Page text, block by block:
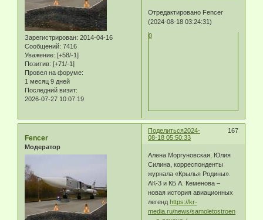
Зарегистрирован: 2014-04-16
Сообщений: 7416
Уважение: [+58/-1]
Позитив: [+71/-1]
Провел на форуме:
1 месяц 9 дней
Последний визит:
2026-07-27 10:07:19
Отредактировано Fencer
(2024-08-18 03:24:31)
0
Поделиться 167
2024-
08-18 05:50:33
Fencer
Модератор
Алена Моргуновская, Юлия
Силина, корреспонденты
журнала «Крылья Родины».
АК-3 и КБ А. Кеменова –
новая история авиационных
легендhttps://kr-
media.ru/news/samoletostroen